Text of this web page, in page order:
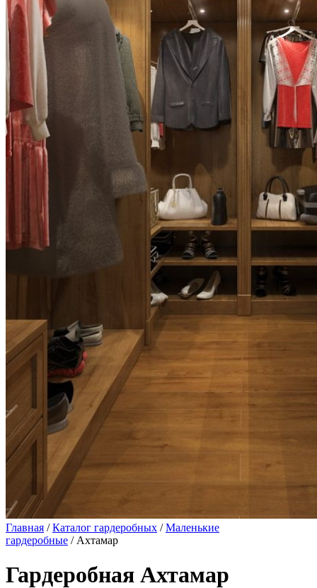
Главная /Каталог гардеробных /Маленькие
гардеробные / Ахтамар
Гардеробная Ахтамар